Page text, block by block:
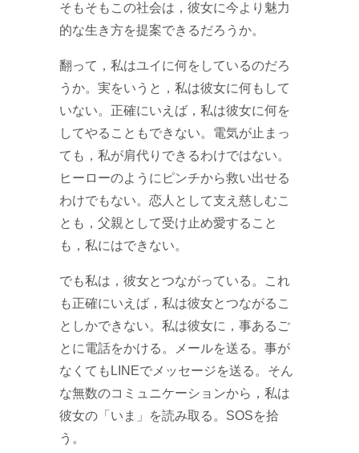
そもそもこの社会は，彼女に今より魅力
的な生き方を提案できるだろうか。
翻って，私はユイに何をしているのだろ
うか。実をいうと，私は彼女に何もして
いない。正確にいえば，私は彼女に何を
してやることもできない。電気が止まっ
ても，私が肩代りできるわけではない。
ヒーローのようにピンチから救い出せる
わけでもない。恋人として支え慈しむこ
とも，父親として受け止め愛すること
も，私にはできない。
でも私は，彼女とつながっている。これ
も正確にいえば，私は彼女とつながるこ
としかできない。私は彼女に，事あるご
とに電話をかける。メールを送る。事が
なくてもLINEでメッセージを送る。そん
な無数のコミュニケーションから，私は
彼女の「いま」を読み取る。SOSを拾
う。